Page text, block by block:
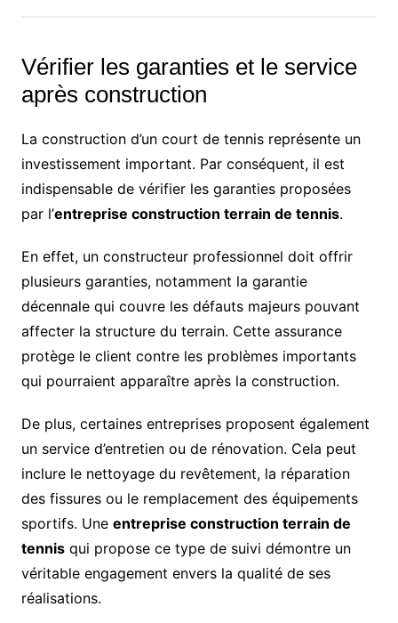
Vérifier les garanties et le service
après construction
La construction d’un court de tennis représente un
investissement important. Par conséquent, il est
indispensable de vérifier les garanties proposées
par l’entreprise construction terrain de tennis.
En effet, un constructeur professionnel doit offrir
plusieurs garanties, notamment la garantie
décennale qui couvre les défauts majeurs pouvant
affecter la structure du terrain. Cette assurance
protège le client contre les problèmes importants
qui pourraient apparaître après la construction.
De plus, certaines entreprises proposent également
un service d’entretien ou de rénovation. Cela peut
inclure le nettoyage du revêtement, la réparation
des fissures ou le remplacement des équipements
sportifs. Une entreprise construction terrain de
tennisqui propose ce type de suivi démontre un
véritable engagement envers la qualité de ses
réalisations.